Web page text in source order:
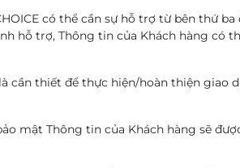
có thể cần sự hỗ trợ từ bên thứ
hỗ trợ, Thông tin của Khách hàng có
thiết để thực hiện/hoàn thiện giao
mật Thông tin của Khách hàng sẽ